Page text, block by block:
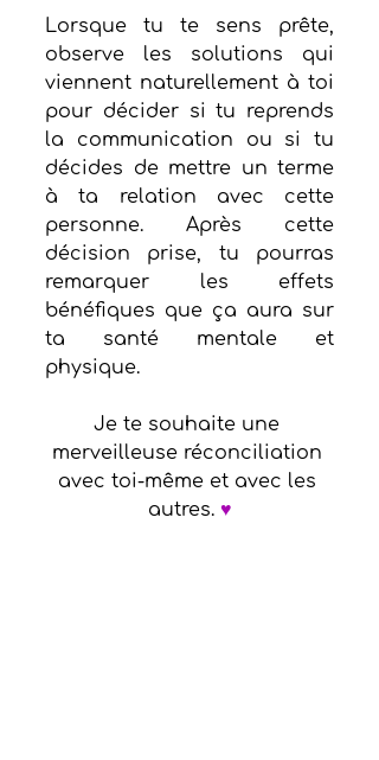
Lorsque tu te sens prête,
observe les solutions qui
viennent naturellement à toi
pour décider si tu reprends
la communication ou si tu
décides de mettre un terme
à ta relation avec cette
personne. Après cette
décision prise, tu pourras
remarquer les effets
bénéfiques que ça aura sur
ta santé mentale et
physique.
Je te souhaite une
merveilleuse réconciliation
avec toi-même et avec les
autres. ♥